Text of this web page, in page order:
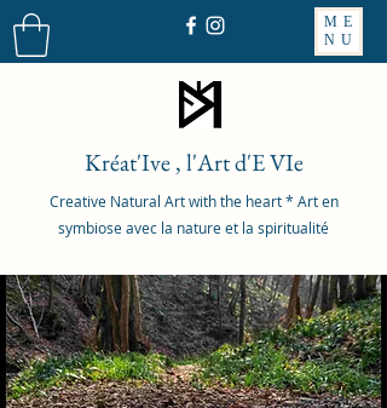
ME
NU
Kréat'Ive , l'Art d'E VIe
Creative Natural Art with the heart * Art en
symbiose avec la nature et la spiritualité